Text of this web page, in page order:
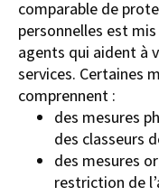
comparable de
personnelles est
agents qui aident à
services. Certaines
comprennent :
des mesures
des classeurs
des mesures
restriction de